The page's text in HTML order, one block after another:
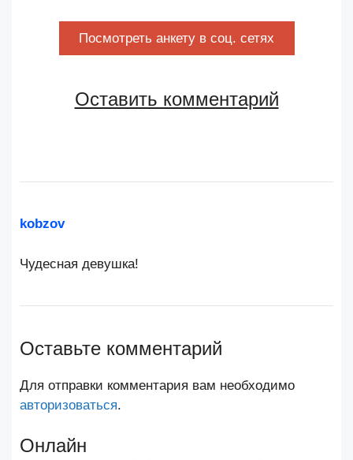
Посмотреть анкету в соц. сетях
Оставить комментарий
kobzov
Чудесная девушка!
Оставьте комментарий
Для отправки комментария вам необходимо
авторизоваться.
Онлайн